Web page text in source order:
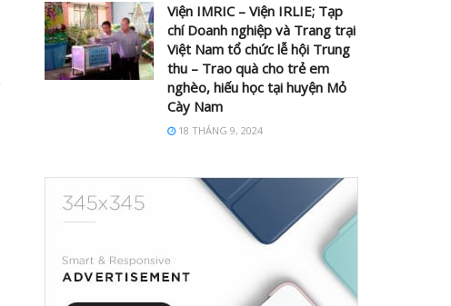
Viện IMRIC – Viện IRLIE; Tạp
chí Doanh nghiệp và Trang trại
Việt Nam tổ chức lễ hội Trung
thu – Trao quà cho trẻ em
nghèo, hiếu học tại huyện Mỏ
Cày Nam
18 THÁNG 9, 2024